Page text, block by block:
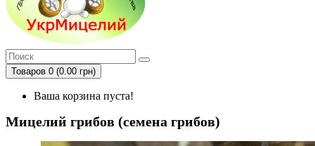
Товаров 0 (0.00 грн)
Ваша корзина пуста!
Мицелий грибов (семена грибов)